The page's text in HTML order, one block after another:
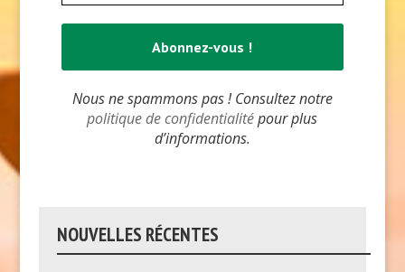
Nous ne spammons pas ! Consultez notre
politique de confidentialitépour plus
d’informations.
NOUVELLES RÉCENTES